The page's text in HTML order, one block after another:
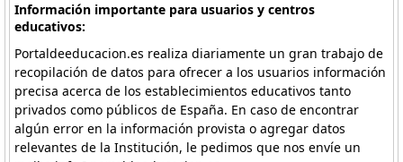
Información importante para usuarios y centros
educativos:
Portaldeeducacion.es realiza diariamente un gran trabajo de
recopilación de datos para ofrecer a los usuarios información
precisa acerca de los establecimientos educativos tanto
privados como públicos de España. En caso de encontrar
algún error en la información provista o agregar datos
relevantes de la Institución, le pedimos que nos envíe un